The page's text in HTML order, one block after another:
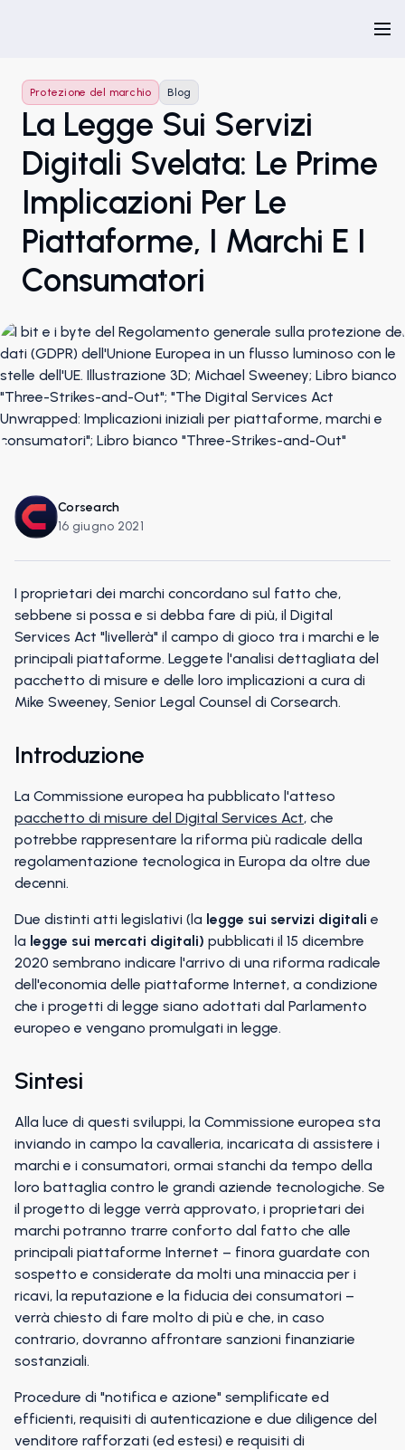
Protezione del marchio Blog
La Legge Sui Servizi
Digitali Svelata: Le Prime
Implicazioni Per Le
Piattaforme, I Marchi E I
Consumatori
Corsearch
16 giugno 2021
I proprietari dei marchi concordano sul fatto che,
sebbene si possa e si debba fare di più, il Digital
Services Act "livellerà" il campo di gioco tra i marchi e le
principali piattaforme. Leggete l'analisi dettagliata del
pacchetto di misure e delle loro implicazioni a cura di
Mike Sweeney, Senior Legal Counsel di Corsearch.
Introduzione
La Commissione europea ha pubblicato l'atteso
pacchetto di misure del Digital Services Act, che
potrebbe rappresentare la riforma più radicale della
regolamentazione tecnologica in Europa da oltre due
decenni.
Due distinti atti legislativi (la legge sui servizi digitali e
la legge sui mercati digitali) pubblicati il 15 dicembre
2020 sembrano indicare l'arrivo di una riforma radicale
dell'economia delle piattaforme Internet, a condizione
che i progetti di legge siano adottati dal Parlamento
europeo e vengano promulgati in legge.
Sintesi
Alla luce di questi sviluppi, la Commissione europea sta
inviando in campo la cavalleria, incaricata di assistere i
marchi e i consumatori, ormai stanchi da tempo della
loro battaglia contro le grandi aziende tecnologiche. Se
il progetto di legge verrà approvato, i proprietari dei
marchi potranno trarre conforto dal fatto che alle
principali piattaforme Internet – finora guardate con
sospetto e considerate da molti una minaccia per i
ricavi, la reputazione e la fiducia dei consumatori –
verrà chiesto di fare molto di più e che, in caso
contrario, dovranno affrontare sanzioni finanziarie
sostanziali.
Procedure di "notifica e azione" semplificate ed
efficienti, requisiti di autenticazione e due diligence del
venditore rafforzati (ed estesi) e requisiti di